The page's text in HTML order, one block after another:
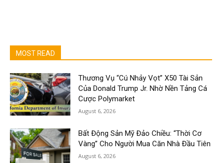
MOST READ
Thương Vụ “Cú Nhảy Vọt” X50 Tài Sản
Của Donald Trump Jr. Nhờ Nền Tảng Cá
Cược Polymarket
August 6, 2026
Bất Động Sản Mỹ Đảo Chiều: “Thời Cơ
Vàng” Cho Người Mua Căn Nhà Đầu Tiên
August 6, 2026